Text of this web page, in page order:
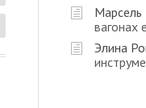
Марсель
вагонах
Элина